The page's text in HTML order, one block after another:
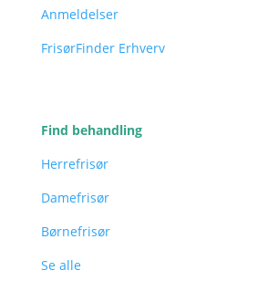
Anmeldelser
FrisørFinder Erhverv
Find behandling
Herrefrisør
Damefrisør
Børnefrisør
Se alle